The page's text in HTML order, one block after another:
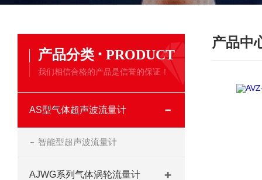
产品分类 · PRODUCT
我们相信合格的产品是信誉的保证！
AS型气体超声波流量计
智能型超声波流量计
AJWG系列气体涡轮流量计
产品中